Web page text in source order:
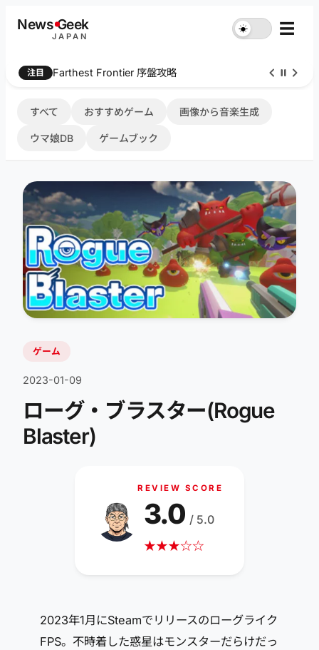
NewsGeek
JAPAN
☀︎ ☰
注目 Farthest Frontier 序盤攻略
すべて おすすめゲーム 画像から音楽生成
ウマ娘DB ゲームブック
ゲーム
2023-01-09
ローグ・ブラスター(Rogue
Blaster)
REVIEW SCORE
★★★☆☆
3.0 / 5.0
2023年1月にSteamでリリースのローグライク
FPS。不時着した惑星はモンスターだらけだっ